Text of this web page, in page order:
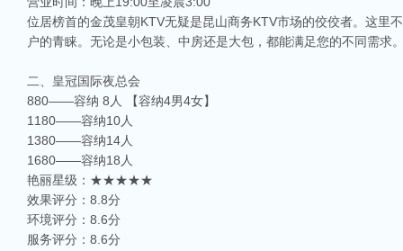
位居榜首的金茂皇朝KTV无疑是昆山商务KTV市场的佼佼者。这里
户的青睐。无论是小包装、中房还是大包，都能满足您的不同需
二、皇冠国际夜总会
880——容纳 8人 【容纳4男4女】
1180——容纳10人
1380——容纳14人
1680——容纳18人
艳丽星级：★★★★★
效果评分：8.8分
环境评分：8.6分
服务评分：8.6分